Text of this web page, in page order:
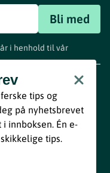
Bli med
i henhold til vår
tips og
på nyhetsbrevet
innboksen. Én e-
tips.